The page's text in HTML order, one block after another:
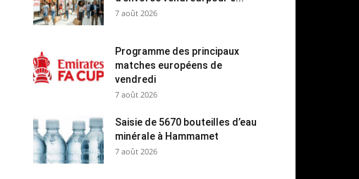
7 août 2026
Programme des principaux
matches européens de
vendredi
7 août 2026
Saisie de 5670 bouteilles d’eau
minérale à Hammamet
7 août 2026